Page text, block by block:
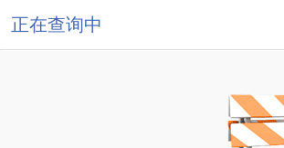
正在查询中